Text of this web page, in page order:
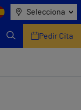
Selecciona
Pedir Cita